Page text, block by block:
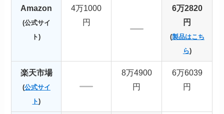
Amazon
(公式サイ
ト)
4万1000
円
6万2820
円
(製品はこち
ら)
楽天市場
(公式サイ
ト)
8万4900
円
6万6039
円